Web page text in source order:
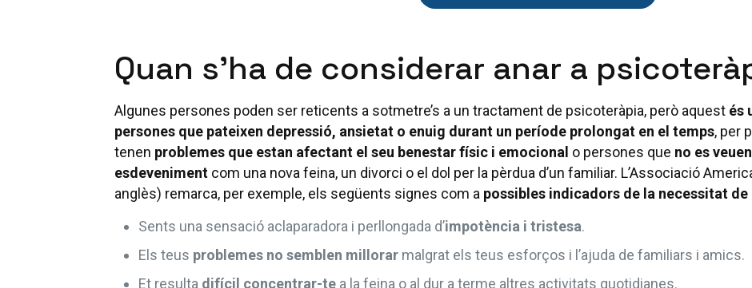
Quan s’ha de considerar anar a
Algunes persones poden ser reticents a sotmetre’s a un tractament de psicoteràpia, però aquest és
persones que pateixen depressió, ansietat o enuig durant un període prolongat en el temps, per
tenen problemes que estan afectant el seu benestar físic i emocional o persones que no es
esdevenimentcom una nova feina, un divorci o el dol per la pèrdua d’un familiar. L’Associació
anglès) remarca, per exemple, els següents signes com a possibles indicadors de la necessitat
Sents una sensació aclaparadora i perllongada d’impotència i tristesa.
Els teus problemes no semblen millorarmalgrat els teus esforços i l’ajuda de familiars i amics.
Et resulta difícil concentrar-tea la feina o al dur a terme altres activitats quotidianes.